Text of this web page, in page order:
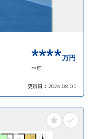
****万円
**坪
更新日： 2026.08.05